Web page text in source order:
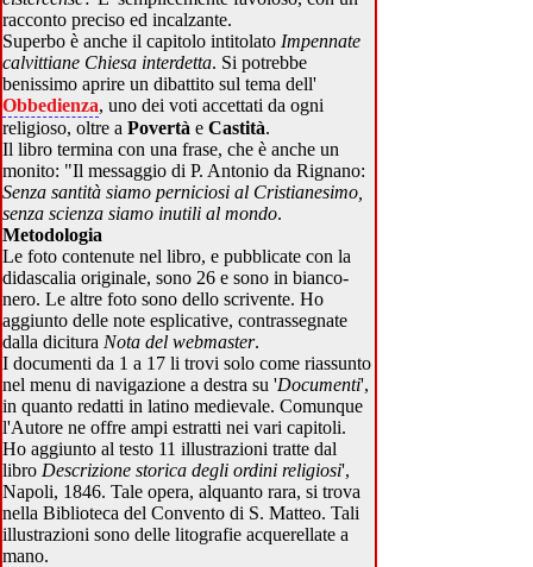
racconto preciso ed incalzante.
Superbo è anche il capitolo intitolato Impennate
calvittiane Chiesa interdetta. Si potrebbe
benissimo aprire un dibattito sul tema dell'
Obbedienza, uno dei voti accettati da ogni
religioso, oltre a Povertà e Castità.
Il libro termina con una frase, che è anche un
monito: "Il messaggio di P. Antonio da Rignano:
Senza santità siamo perniciosi al Cristianesimo,
senza scienza siamo inutili al mondo.
Metodologia
Le foto contenute nel libro, e pubblicate con la
didascalia originale, sono 26 e sono in bianco-
nero. Le altre foto sono dello scrivente. Ho
aggiunto delle note esplicative, contrassegnate
dalla dicitura Nota del webmaster.
I documenti da 1 a 17 li trovi solo come riassunto
nel menu di navigazione a destra su 'Documenti',
in quanto redatti in latino medievale. Comunque
l'Autore ne offre ampi estratti nei vari capitoli.
Ho aggiunto al testo 11 illustrazioni tratte dal
libro Descrizione storica degli ordini religiosi',
Napoli, 1846. Tale opera, alquanto rara, si trova
nella Biblioteca del Convento di S. Matteo. Tali
illustrazioni sono delle litografie acquerellate a
mano.